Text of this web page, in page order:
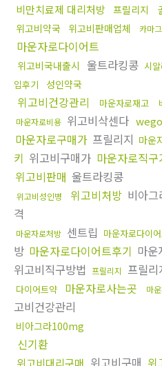
비만치료제 대리처방 프릴리지
위고비약국 위고비판매업체 카마
마운자로다이어트
위고비국내출시 울트라킹콩 시
입후기
성인약국
위고비건강관리 마운자로재고
마운자로비용 위고비삭센다
마운자로구매가 프릴리지 마운
키 위고비구매가 마운자로직구
위고비판매 울트라킹콩
위고비성인병 위고비처방 비아그
격
마운자로처방 센트립 마운자로다이
방 마운자로다이어트후기 마운
위고비직구방법 프릴리지 프릴리
다이어트약 마운자로사는곳 마
고비건강관리
비아그라100mg
신기환
위고비대리구매